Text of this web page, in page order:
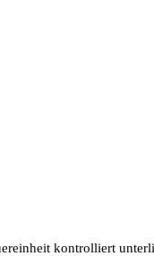
kontrolliert